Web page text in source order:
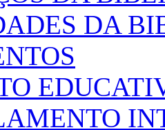
DA